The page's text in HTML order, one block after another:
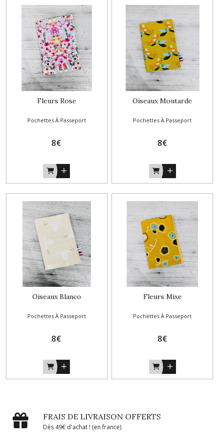
Fleurs Rose
Pochettes À Passeport
8€
Oiseaux Moutarde
Pochettes À Passeport
8€
Oiseaux Blanco
Pochettes À Passeport
8€
Fleurs Mixe
Pochettes À Passeport
8€
FRAIS DE LIVRAISON OFFERTS
Dès 49€ d'achat ! (en france)